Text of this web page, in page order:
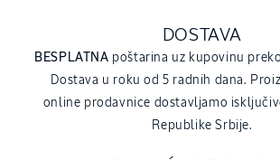
DOSTAVA
BESPLATNA poštarina uz kupovinu
Dostava u roku od 5 radnih dana.
online prodavnice dostavljamo
Republike Srbije.